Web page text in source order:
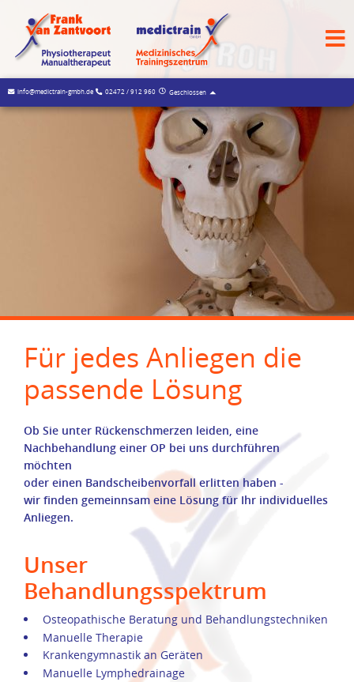
info@medictrain-gmbh.de 02472 / 912 960 Geschlossen
Für jedes Anliegen die
passende Lösung
Ob Sie unter Rückenschmerzen leiden, eine
Nachbehandlung einer OP bei uns durchführen
möchten
oder einen Bandscheibenvorfall erlitten haben -
wir finden gemeinnsam eine Lösung für Ihr individuelles
Anliegen.
Unser
Behandlungsspektrum
Osteopathische Beratung und Behandlungstechniken
Manuelle Therapie
Krankengymnastik an Geräten
Manuelle Lymphedrainage